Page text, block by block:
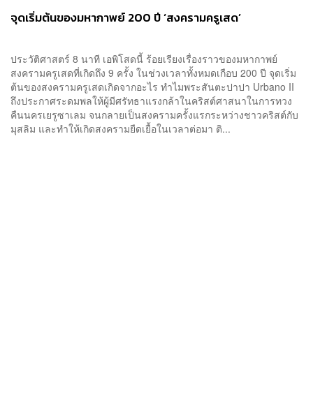
จุดเริ่มต้นของมหากาพย์ 200 ปี ‘สงครามครูเสด’
ประวัติศาสตร์ 8 นาที เอพิโสดนี้ ร้อยเรียงเรื่องราวของมหากาพย์
สงครามครูเสดที่เกิดถึง 9 ครั้ง ในช่วงเวลาทั้งหมดเกือบ 200 ปี จุดเริ่ม
ต้นของสงครามครูเสดเกิดจากอะไร ทำไมพระสันตะปาปา Urbano II
ถึงประกาศระดมพลให้ผู้มีศรัทธาแรงกล้าในคริสต์ศาสนาในการทวง
คืนนครเยรูซาเลม จนกลายเป็นสงครามครั้งแรกระหว่างชาวคริสต์กับ
มุสลิม และทำให้เกิดสงครามยืดเยื้อในเวลาต่อมา ติ...